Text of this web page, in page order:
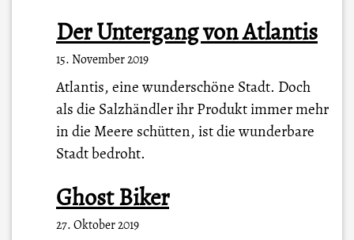
Der Untergang von Atlantis
15. November 2019
Atlantis, eine wunderschöne Stadt. Doch
als die Salzhändler ihr Produkt immer mehr
in die Meere schütten, ist die wunderbare
Stadt bedroht.
Ghost Biker
27. Oktober 2019